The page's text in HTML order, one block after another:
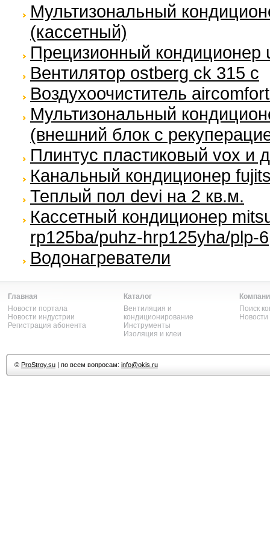
Мультизональный
(кассетный)
Прецизионный кондиционер
Вентилятор ostberg ck 315 c
Воздухоочиститель
Мультизональный
(внешний блок с
Плинтус пластиковый vox и
Канальный кондиционер
Теплый пол devi на 2 кв.м.
Кассетный кондиционер
rp125ba/puhz-hrp125yha/plp-6
Водонагреватели
Главная
Новости портала
Новости индустрии
Регистрация абонента
Каталог
Вентиляция и
кондиционирование
Инструменты
Изоляция и клеи
Поиск
© ProStroy.su| по всем вопросам: info@okis.ru